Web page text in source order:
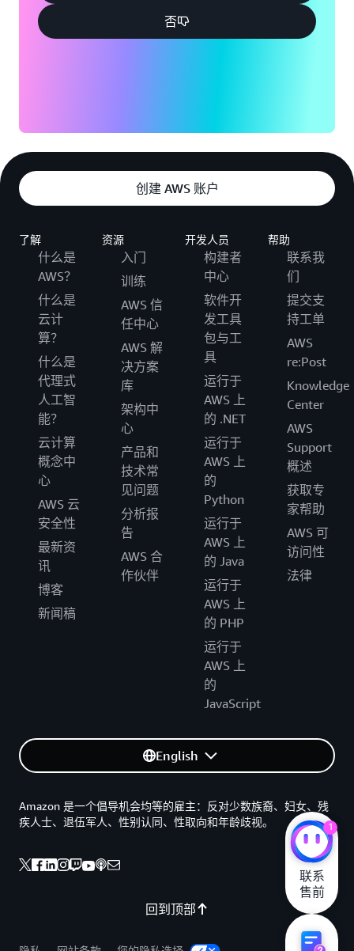
否
创建 AWS 账户
了解
什么是
AWS？
什么是
云计
算？
什么是
代理式
人工智
能？
云计算
概念中
心
AWS 云
安全性
最新资
讯
博客
新闻稿
资源
入门
训练
AWS 信
任中心
AWS 解
决方案
库
架构中
心
产品和
技术常
见问题
分析报
告
AWS 合
作伙伴
开发人员
构建者
中心
软件开
发工具
包与工
具
运行于
AWS 上
的 .NET
运行于
AWS 上
的
Python
运行于
AWS 上
的 Java
运行于
AWS 上
的 PHP
运行于
AWS 上
的
JavaScript
帮助
联系我
们
提交支
持工单
AWS
re:Post
Knowledge
Center
AWS
Support
概述
获取专
家帮助
AWS 可
访问性
法律
English
回到顶部
Amazon 是一个倡导机会均等的雇主：反对少数族裔、妇女、残
疾人士、退伍军人、性别认同、性取向和年龄歧视。
1
联系
售前